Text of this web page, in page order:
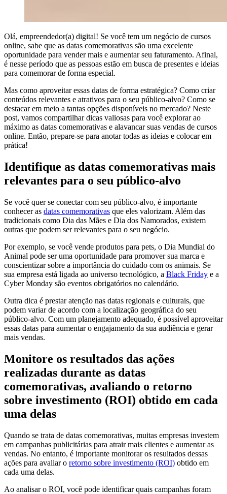
Olá, empreendedor(a) digital! Se você tem um negócio de cursos
online, sabe que as datas comemorativas são uma excelente
oportunidade para vender mais e aumentar seu faturamento. Afinal,
é nesse período que as pessoas estão em busca de presentes e ideias
para comemorar de forma especial.
Mas como aproveitar essas datas de forma estratégica? Como criar
conteúdos relevantes e atrativos para o seu público-alvo? Como se
destacar em meio a tantas opções disponíveis no mercado? Neste
post, vamos compartilhar dicas valiosas para você explorar ao
máximo as datas comemorativas e alavancar suas vendas de cursos
online. Então, prepare-se para anotar todas as ideias e colocar em
prática!
Identifique as datas comemorativas mais
relevantes para o seu público-alvo
Se você quer se conectar com seu público-alvo, é importante
conhecer as datas comemorativas que eles valorizam. Além das
tradicionais como Dia das Mães e Dia dos Namorados, existem
outras que podem ser relevantes para o seu negócio.
Por exemplo, se você vende produtos para pets, o Dia Mundial do
Animal pode ser uma oportunidade para promover sua marca e
conscientizar sobre a importância do cuidado com os animais. Se
sua empresa está ligada ao universo tecnológico, a Black Friday e a
Cyber Monday são eventos obrigatórios no calendário.
Outra dica é prestar atenção nas datas regionais e culturais, que
podem variar de acordo com a localização geográfica do seu
público-alvo. Com um planejamento adequado, é possível aproveitar
essas datas para aumentar o engajamento da sua audiência e gerar
mais vendas.
Monitore os resultados das ações
realizadas durante as datas
comemorativas, avaliando o retorno
sobre investimento (ROI) obtido em cada
uma delas
Quando se trata de datas comemorativas, muitas empresas investem
em campanhas publicitárias para atrair mais clientes e aumentar as
vendas. No entanto, é importante monitorar os resultados dessas
ações para avaliar o retorno sobre investimento (ROI) obtido em
cada uma delas.
Ao analisar o ROI, você pode identificar quais campanhas foram